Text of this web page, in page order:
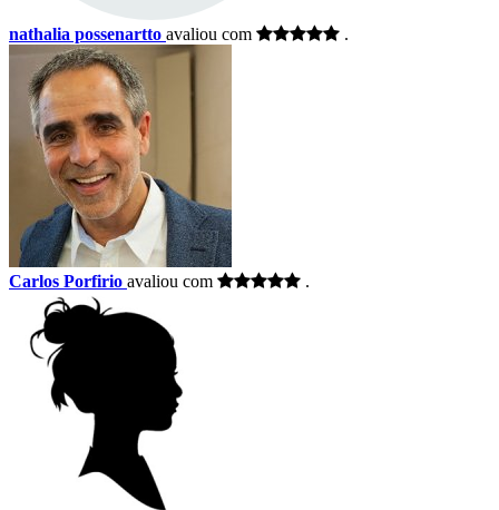
nathalia possenartto avaliou com .
Carlos Porfirio avaliou com .